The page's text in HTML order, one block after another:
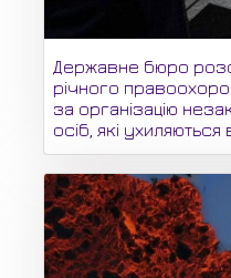
Державне бюро
річного
за організацію
осіб, які ухиляються